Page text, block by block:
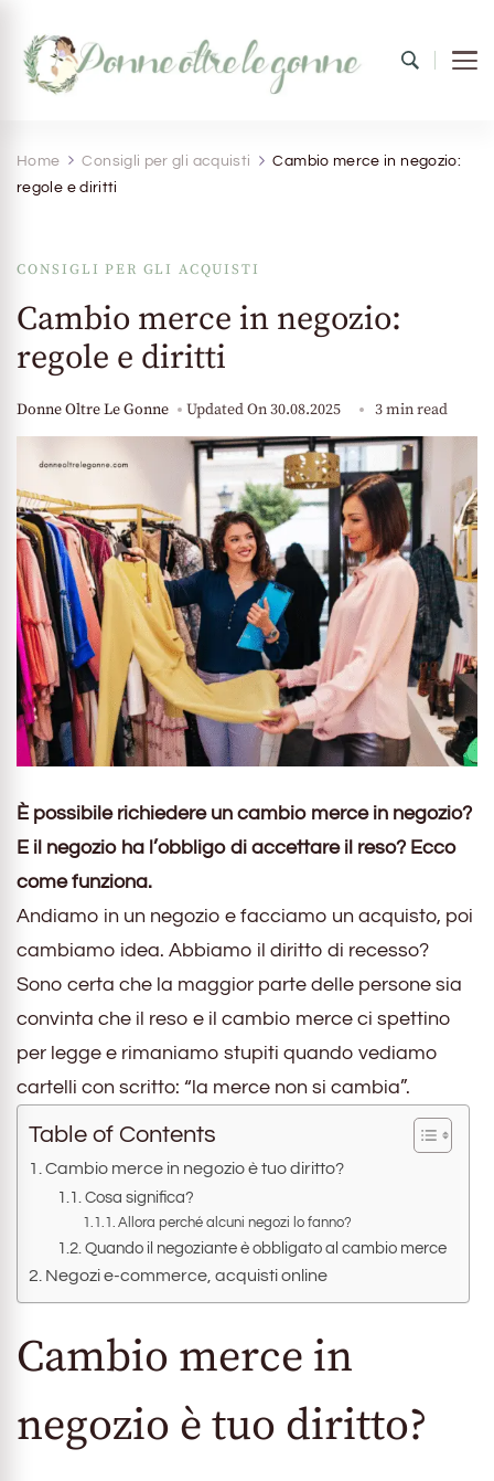
Home Consigli per gli acquisti
Cambio merce in negozio:
regole e diritti
CONSIGLI PER GLI ACQUISTI
Cambio merce in negozio:
regole e diritti
Donne Oltre Le Gonne Updated On30.08.2025 3 min read
È possibile richiedere un cambio merce in negozio?
E il negozio ha l’obbligo di accettare il reso? Ecco
come funziona.
Andiamo in un negozio e facciamo un acquisto, poi
cambiamo idea. Abbiamo il diritto di recesso?
Sono certa che la maggior parte delle persone sia
convinta che il reso e il cambio merce ci spettino
per legge e rimaniamo stupiti quando vediamo
cartelli con scritto: “la merce non si cambia”.
Table of Contents
Cambio merce in negozio è tuo diritto?
Cosa significa?
Allora perché alcuni negozi lo fanno?
Quando il negoziante è obbligato al cambio merce
Negozi e-commerce, acquisti online
Cambio merce in
negozio è tuo diritto?